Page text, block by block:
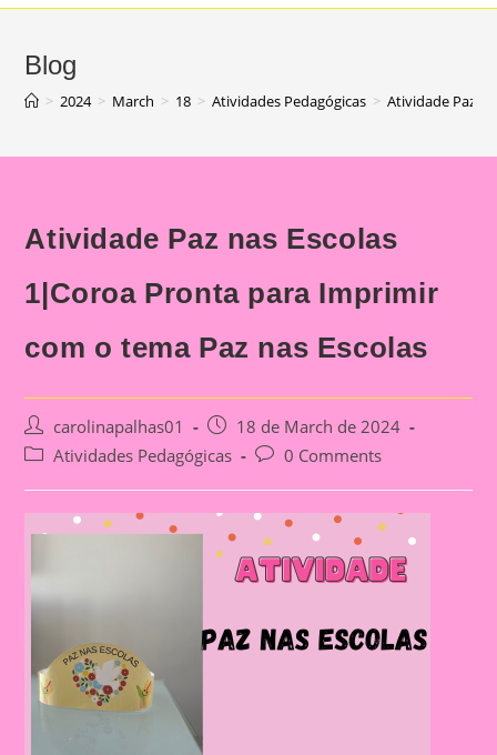
Blog
> 2024 > March > 18 > Atividades Pedagógicas > Atividade Paz
Atividade Paz nas Escolas
1|Coroa Pronta para Imprimir
com o tema Paz nas Escolas
Post
author:
carolinapalhas01
Post
published:
18 de March de 2024
PostAtividades Pedagógicas
Post0 Comments